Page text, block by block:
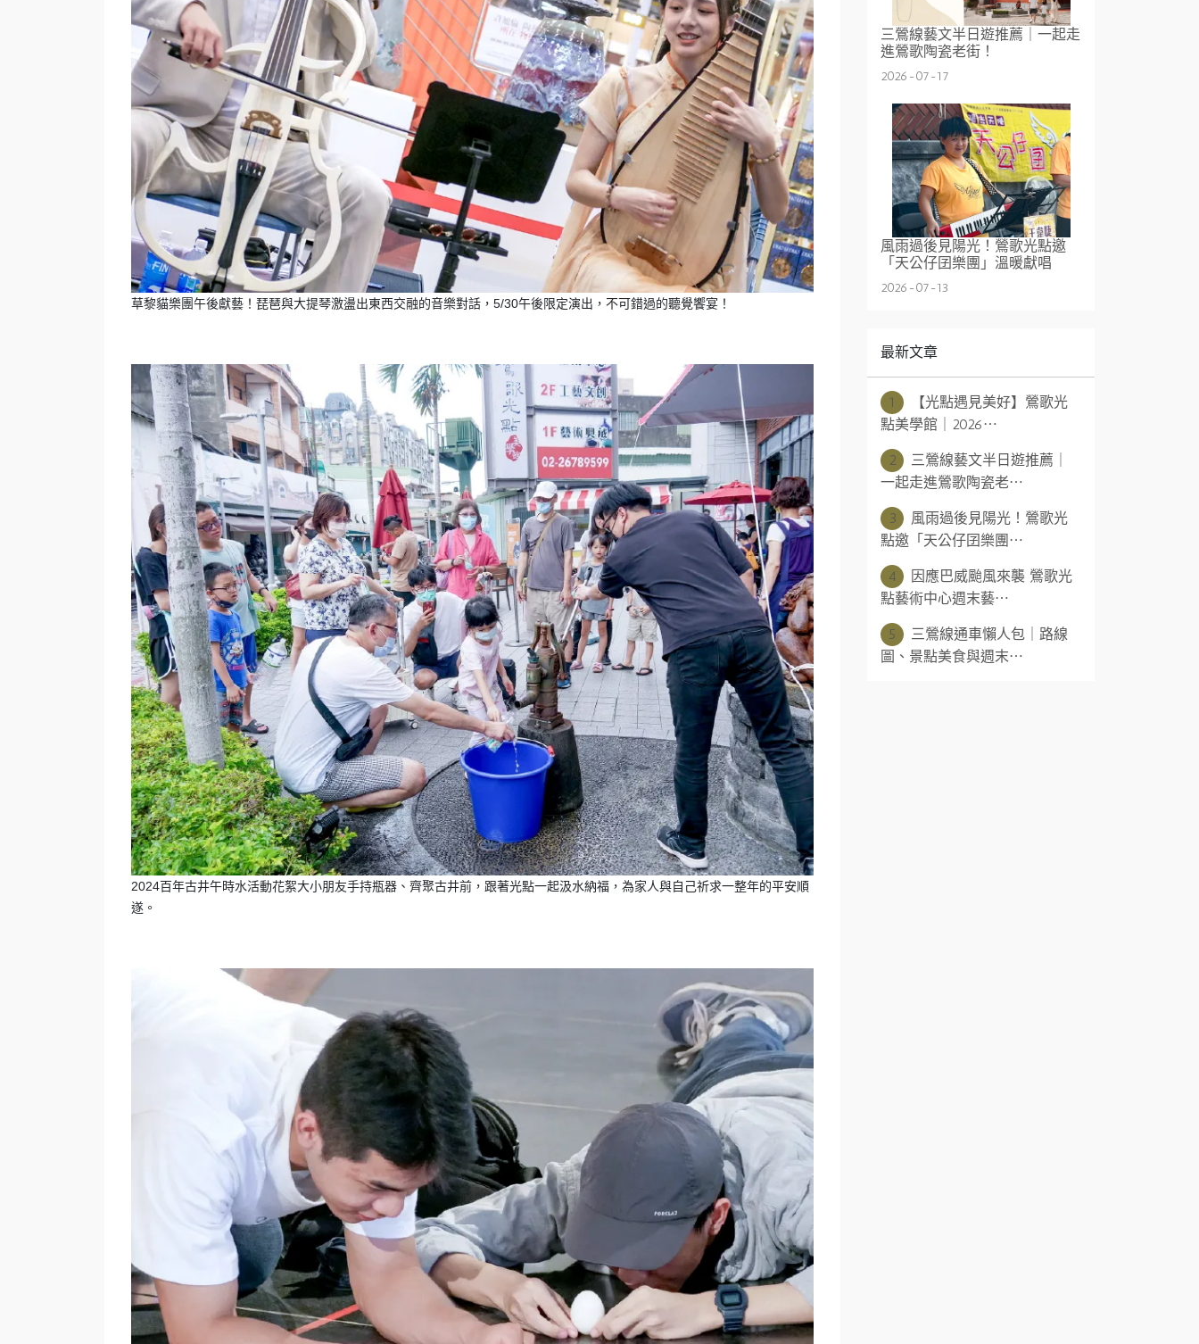
草黎貓樂團午後獻藝！琵琶與大提琴激盪出東西交融的音樂對話，5/30午後限定演出，不可錯過的聽覺饗宴！
2024百年古井午時水活動花絮大小朋友手持瓶器、齊聚古井前，跟著光點一起汲水納福，為家人與自己祈求一整年的平安順
遂。
三鶯線藝文半日遊推薦｜一起走
進鶯歌陶瓷老街！
2026-07-17
風雨過後見陽光！鶯歌光點邀
「天公仔囝樂團」溫暖獻唱
2026-07-13
最新文章
1
【光點遇見美好】鶯歌光
點美學館｜2026⋯
2
三鶯線藝文半日遊推薦｜
一起走進鶯歌陶瓷老⋯
3
風雨過後見陽光！鶯歌光
點邀「天公仔囝樂團⋯
4
因應巴威颱風來襲 鶯歌光
點藝術中心週末藝⋯
5
三鶯線通車懶人包｜路線
圖、景點美食與週末⋯